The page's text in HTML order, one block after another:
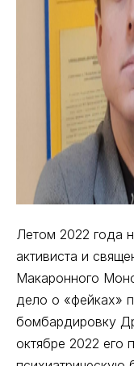
Летом 2022 года
активиста и
Макаронного
дело о «фейках»
бомбардировку
октябре 2022 его